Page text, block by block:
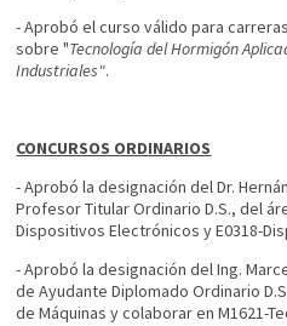
- Aprobó el curso válido para
sobre "Tecnología del Hormigón
Industriales".
CONCURSOS ORDINARIOS
- Aprobó la designación del Dr.
Profesor Titular Ordinario D.S., del
Dispositivos Electrónicos y E0318-
- Aprobó la designación del Ing.
de Ayudante Diplomado Ordinario
de Máquinas y colaborar en M1621-